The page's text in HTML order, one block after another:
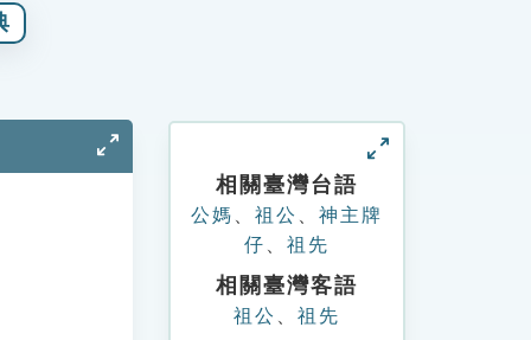
相關臺灣台語
公媽 祖公
神主牌
仔
祖先
相關臺灣客語
祖公 祖先